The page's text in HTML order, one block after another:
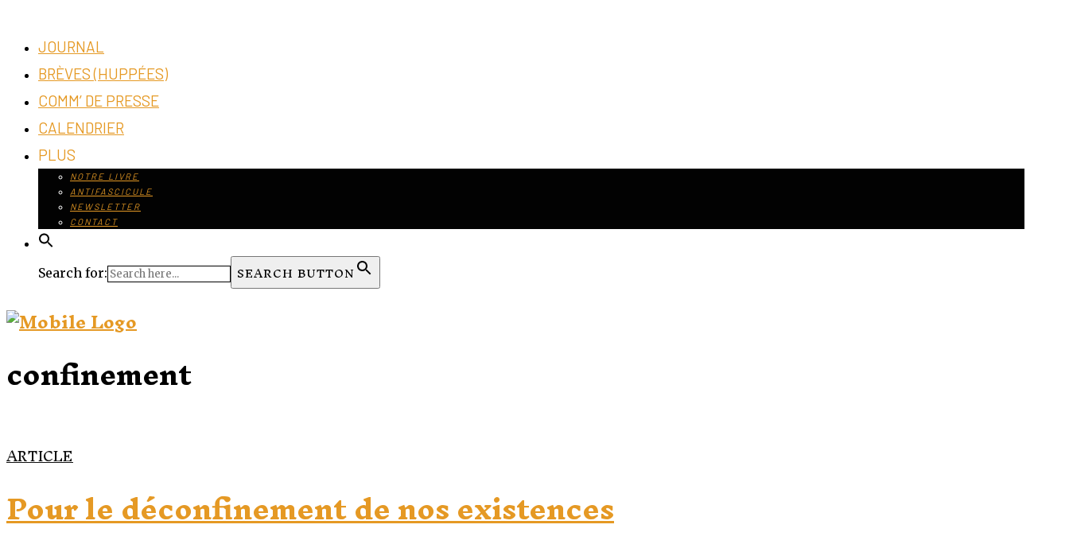
JOURNAL
BRÈVES (HUPPÉES)
COMM’ DE PRESSE
CALENDRIER
PLUS
NOTRE LIVRE
ANTIFASCICULE
NEWSLETTER
CONTACT
Search for: SEARCH BUTTON
confinement
ARTICLE
Pour le déconfinement de nos existences